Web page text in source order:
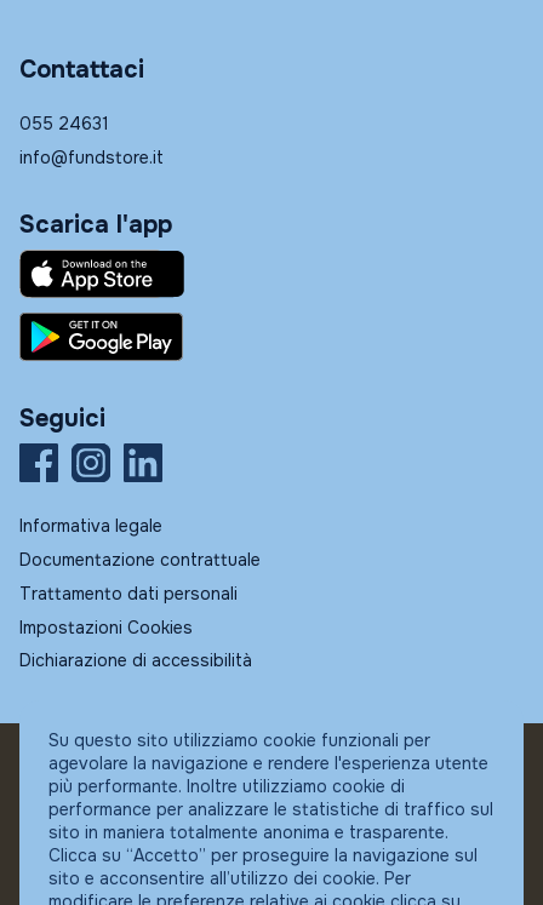
Contattaci
055 24631
info@fundstore.it
Scarica l'app
Seguici
Informativa legale
Documentazione contrattuale
Trattamento dati personali
Impostazioni Cookies
Dichiarazione di accessibilità
© Fundstore
Collocatore autorizzato:
Banca Ifigest SpA
P.Iva: 04337180485
Su questo sito utilizziamo cookie funzionali per
agevolare la navigazione e rendere l'esperienza utente
più performante. Inoltre utilizziamo cookie di
performance per analizzare le statistiche di traffico sul
sito in maniera totalmente anonima e trasparente.
Clicca su “Accetto” per proseguire la navigazione sul
sito e acconsentire all’utilizzo dei cookie. Per